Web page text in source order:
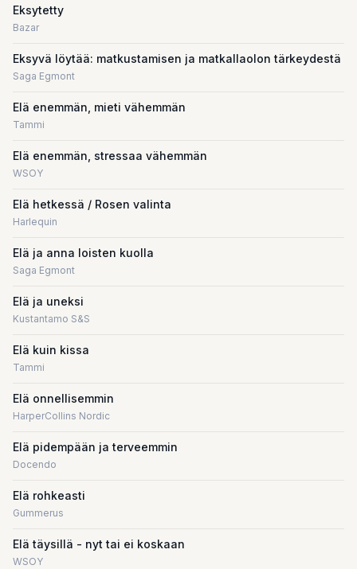
Eksytetty
Bazar
Eksyvä löytää: matkustamisen ja matkallaolon tärkeydestä
Saga Egmont
Elä enemmän, mieti vähemmän
Tammi
Elä enemmän, stressaa vähemmän
WSOY
Elä hetkessä / Rosen valinta
Harlequin
Elä ja anna loisten kuolla
Saga Egmont
Elä ja uneksi
Kustantamo S&S
Elä kuin kissa
Tammi
Elä onnellisemmin
HarperCollins Nordic
Elä pidempään ja terveemmin
Docendo
Elä rohkeasti
Gummerus
Elä täysillä - nyt tai ei koskaan
WSOY